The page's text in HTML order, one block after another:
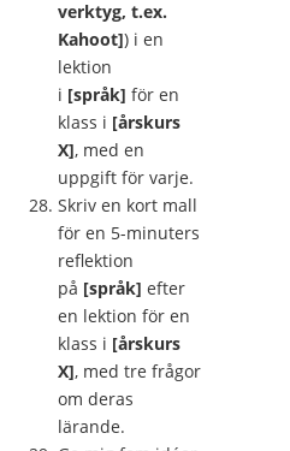
verktyg, t.ex.
Kahoot]) i en
lektion
i [språk] för en
klass i [årskurs
X], med en
uppgift för varje.
Skriv en kort mall
för en 5-minuters
reflektion
på [språk] efter
en lektion för en
klass i [årskurs
X], med tre frågor
om deras
lärande.